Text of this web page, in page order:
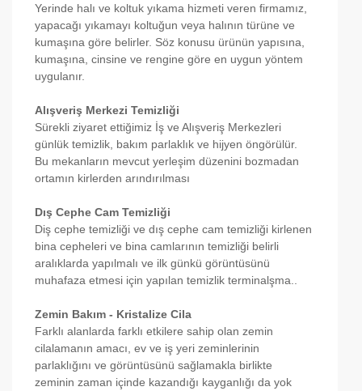
Yerinde halı ve koltuk yıkama hizmeti veren firmamız,
yapacağı yıkamayı koltuğun veya halının türüne ve
kumaşına göre belirler. Söz konusu ürünün yapısına,
kumaşına, cinsine ve rengine göre en uygun yöntem
uygulanır.
Alışveriş Merkezi Temizliği
Sürekli ziyaret ettiğimiz İş ve Alışveriş Merkezleri
günlük temizlik, bakım parlaklık ve hijyen öngörülür.
Bu mekanların mevcut yerleşim düzenini bozmadan
ortamın kirlerden arındırılması
Dış Cephe Cam Temizliği
Diş cephe temizliği ve dış cephe cam temizliği kirlenen
bina cepheleri ve bina camlarının temizliği belirli
aralıklarda yapılmalı ve ilk günkü görüntüsünü
muhafaza etmesi için yapılan temizlik terminalşma..
Zemin Bakım - Kristalize Cila
Farklı alanlarda farklı etkilere sahip olan zemin
cilalamanın amacı, ev ve iş yeri zeminlerinin
parlaklığını ve görüntüsünü sağlamakla birlikte
zeminin zaman içinde kazandığı kayganlığı da yok